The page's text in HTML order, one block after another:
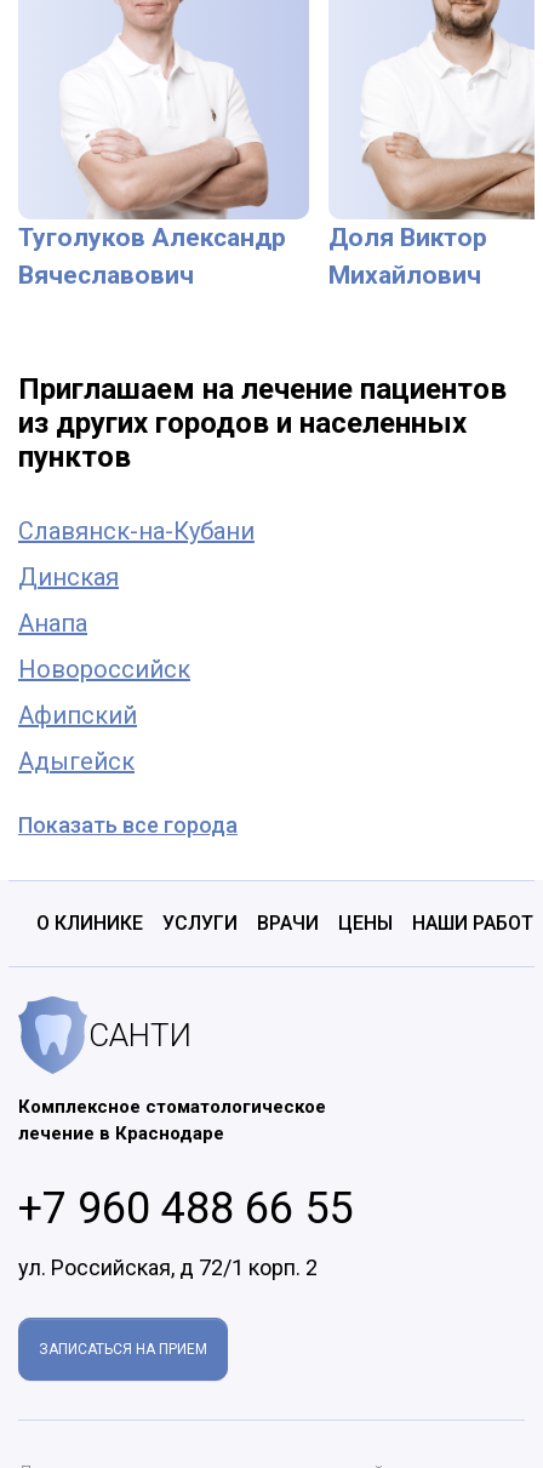
Туголуков Александр
Вячеславович
Доля Виктор
Михайлович
Приглашаем на лечение пациентов
из других городов и населенных
пунктов
Славянск-на-Кубани
Динская
Анапа
Новороссийск
Афипский
Адыгейск
Показать все города
О КЛИНИКЕ УСЛУГИ ВРАЧИ ЦЕНЫ НАШИ
САНТИ
Комплексное стоматологическое
лечение в Краснодаре
+7 960 488 66 55
ул. Российская, д 72/1 корп. 2
ЗАПИСАТЬСЯ НА ПРИЕМ